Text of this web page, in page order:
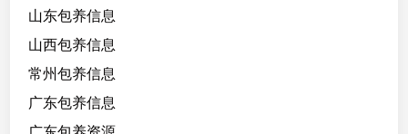
山东包养信息
山西包养信息
常州包养信息
广东包养信息